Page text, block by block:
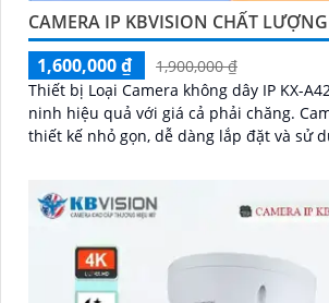
CAMERA IP KBVISION CHẤT
1,600,000 ₫
1,900,000 ₫
Thiết bị Loại Camera không dây IP KX-
ninh hiệu quả với giá cả phải chăng. Camera này được
thiết kế nhỏ gọn, dễ dàng lắp đặt và sử